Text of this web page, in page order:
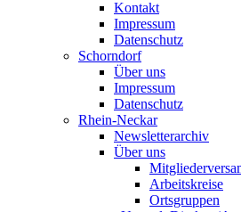
Kontakt
Impressum
Datenschutz
Schorndorf
Über uns
Impressum
Datenschutz
Rhein-Neckar
Newsletterarchiv
Über uns
Arbeitskreise
Ortsgruppen